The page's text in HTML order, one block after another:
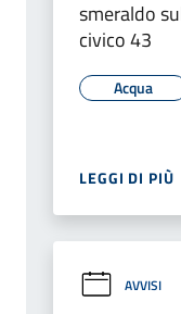
smeraldo
civico 43
Acqua
LEGGI DI PIÙ
AVVISI